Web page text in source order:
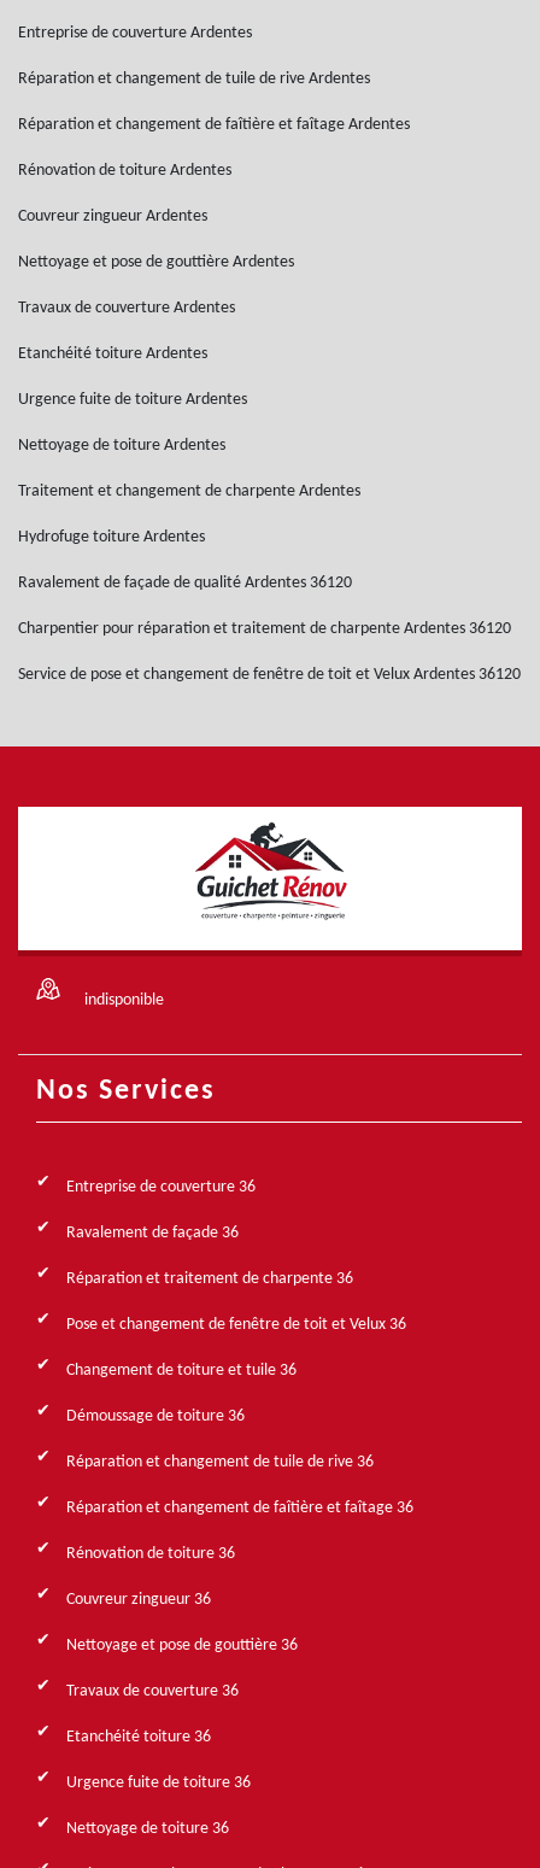
Entreprise de couverture Ardentes
Réparation et changement de tuile de rive Ardentes
Réparation et changement de faîtière et faîtage Ardentes
Rénovation de toiture Ardentes
Couvreur zingueur Ardentes
Nettoyage et pose de gouttière Ardentes
Travaux de couverture Ardentes
Etanchéité toiture Ardentes
Urgence fuite de toiture Ardentes
Nettoyage de toiture Ardentes
Traitement et changement de charpente Ardentes
Hydrofuge toiture Ardentes
Ravalement de façade de qualité Ardentes 36120
Charpentier pour réparation et traitement de charpente Ardentes 36120
Service de pose et changement de fenêtre de toit et Velux Ardentes 36120
indisponible
Nos Services
Entreprise de couverture 36
Ravalement de façade 36
Réparation et traitement de charpente 36
Pose et changement de fenêtre de toit et Velux 36
Changement de toiture et tuile 36
Démoussage de toiture 36
Réparation et changement de tuile de rive 36
Réparation et changement de faîtière et faîtage 36
Rénovation de toiture 36
Couvreur zingueur 36
Nettoyage et pose de gouttière 36
Travaux de couverture 36
Etanchéité toiture 36
Urgence fuite de toiture 36
Nettoyage de toiture 36